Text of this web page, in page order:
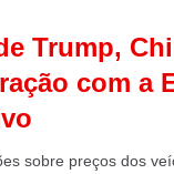
Trump,
com a
sobre preços dos